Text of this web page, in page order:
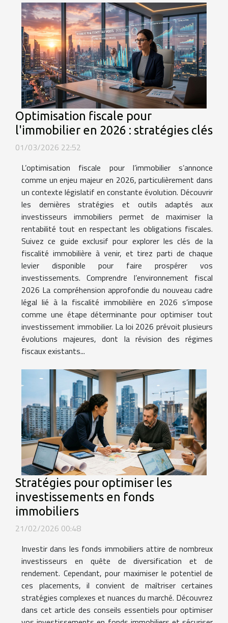
Optimisation fiscale pour
l'immobilier en 2026 : stratégies clés
01/03/2026 22:52
L’optimisation fiscale pour l’immobilier s’annonce
comme un enjeu majeur en 2026, particulièrement dans
un contexte législatif en constante évolution. Découvrir
les dernières stratégies et outils adaptés aux
investisseurs immobiliers permet de maximiser la
rentabilité tout en respectant les obligations fiscales.
Suivez ce guide exclusif pour explorer les clés de la
fiscalité immobilière à venir, et tirez parti de chaque
levier disponible pour faire prospérer vos
investissements. Comprendre l’environnement fiscal
2026 La compréhension approfondie du nouveau cadre
légal lié à la fiscalité immobilière en 2026 s’impose
comme une étape déterminante pour optimiser tout
investissement immobilier. La loi 2026 prévoit plusieurs
évolutions majeures, dont la révision des régimes
fiscaux existants...
Stratégies pour optimiser les
investissements en fonds
immobiliers
21/02/2026 00:48
Investir dans les fonds immobiliers attire de nombreux
investisseurs en quête de diversification et de
rendement. Cependant, pour maximiser le potentiel de
ces placements, il convient de maîtriser certaines
stratégies complexes et nuances du marché. Découvrez
dans cet article des conseils essentiels pour optimiser